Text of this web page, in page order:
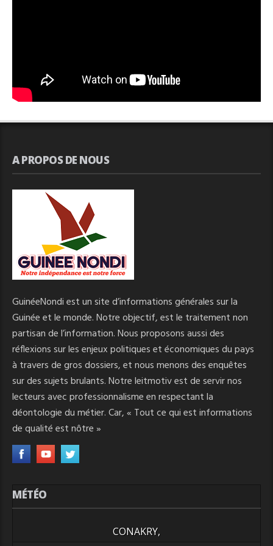
A PROPOS DE NOUS
GuinéeNondi est un site d’informations générales sur la
Guinée et le monde. Notre objectif, est le traitement non
partisan de l’information. Nous proposons aussi des
réflexions sur les enjeux politiques et économiques du pays
à travers de gros dossiers, et nous menons des enquêtes
sur des sujets brulants. Notre leitmotiv est de servir nos
lecteurs avec professionnalisme en respectant la
déontologie du métier. Car, « Tout ce qui est informations
de qualité est nôtre »
MÉTÉO
CONAKRY,